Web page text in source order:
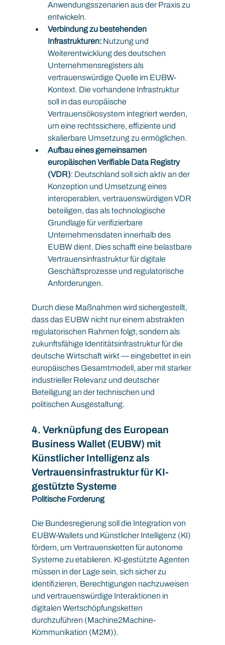
Anwendungsszenarien aus der Praxis zu
entwickeln.
Verbindung zu bestehenden
Infrastrukturen: Nutzung und
Weiterentwicklung des deutschen
Unternehmensregisters als
vertrauenswürdige Quelle im EUBW-
Kontext. Die vorhandene Infrastruktur
soll in das europäische
Vertrauensökosystem integriert werden,
um eine rechtssichere, effiziente und
skalierbare Umsetzung zu ermöglichen.
Aufbau eines gemeinsamen
europäischen Verifiable Data Registry
(VDR): Deutschland soll sich aktiv an der
Konzeption und Umsetzung eines
interoperablen, vertrauenswürdigen VDR
beteiligen, das als technologische
Grundlage für verifizierbare
Unternehmensdaten innerhalb des
EUBW dient. Dies schafft eine belastbare
Vertrauensinfrastruktur für digitale
Geschäftsprozesse und regulatorische
Anforderungen.
Durch diese Maßnahmen wird sichergestellt,
dass das EUBW nicht nur einem abstrakten
regulatorischen Rahmen folgt, sondern als
zukunftsfähige Identitätsinfrastruktur für die
deutsche Wirtschaft wirkt — eingebettet in ein
europäisches Gesamtmodell, aber mit starker
industrieller Relevanz und deutscher
Beteiligung an der technischen und
politischen Ausgestaltung.
4. Verknüpfung des European
Business Wallet (EUBW) mit
Künstlicher Intelligenz als
Vertrauensinfrastruktur für KI-
gestützte Systeme
Politische Forderung
Die Bundesregierung soll die Integration von
EUBW-Wallets und Künstlicher Intelligenz (KI)
fördern, um Vertrauensketten für autonome
Systeme zu etablieren. KI-gestützte Agenten
müssen in der Lage sein, sich sicher zu
identifizieren, Berechtigungen nachzuweisen
und vertrauenswürdige Interaktionen in
digitalen Wertschöpfungsketten
durchzuführen (Machine2Machine-
Kommunikation (M2M)).